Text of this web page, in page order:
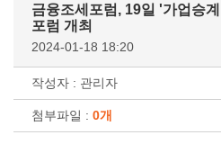
금융조세포럼, 19일 '가업승
포럼 개최
2024-01-18 18:20
작성자 : 관리자
첨부파일 : 0개